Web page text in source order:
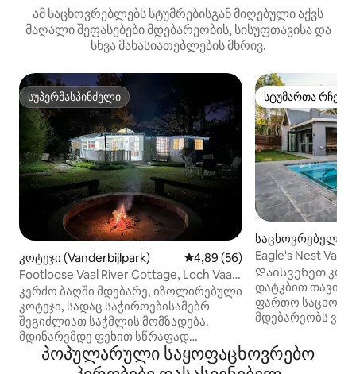
ამ საცხოვრებლებს სტუმრებისგან მიღებული აქვს
მაღალი შეფასებები მდებარეობის, სისუფთავისა და
სხვა მახასიათებლების მხრივ.
სუპერმასპინძელი
სუპერმასპინძელი
კოტეჯი (Vanderbijlpark) საშუალო შეფასებაა 5‑დან
4,89 (56)
Footloose Vaal River Cottage, Loch Vaal,
Vdbp
კერძო ბაღში მდებარე, იზოლირებული
კოტეჯი, სადაც საჭიროებისამებრ
შეგიძლიათ საჭმლის მომზადება.
მდინარემდე ფეხით სწრაფად
მიხვალთ. 3 საძინებელი და საძილე
დივანი მისაღებ ოთახში. კერძო აუზი,
სტუმართა
სტუმართა
საცხოვრებელი
Eagle's Nest Vaal
Დაისვენეთ
დატკბით
ფართო
მდებარეობს
Ახლომახლო და
ბევრი რამ არის
პოპულარული საყოფაცხოვრებო